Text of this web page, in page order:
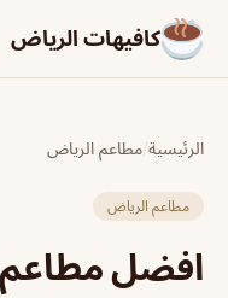
كافيهات الرياض
الرئيسية/مطاعم الرياض
مطاعم الرياض
افضل مطاعم